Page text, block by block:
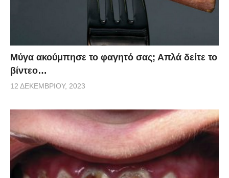
Μύγα ακούμπησε το φαγητό σας; Απλά δείτε το
βίντεο…
12 ΔΕΚΕΜΒΡΊΟΥ, 2023